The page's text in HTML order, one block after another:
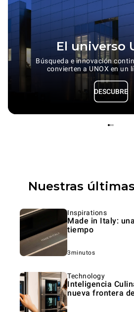
El universo
Búsqueda e innovación
convierten a UNOX en un
DESCUBRE
Nuestras
Inspirations
Made in Italy:
tiempo
3minutos
Technology
Inteligencia
nueva frontera